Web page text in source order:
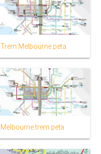
Trem Melbourne peta
Melbourne trem peta